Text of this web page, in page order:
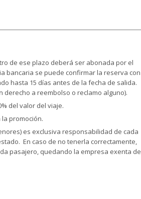
de ese plazo deberá ser abonada por el
bancaria se puede confirmar la reserva con
hasta 15 días antes de la fecha de salida.
a reembolso o reclamo alguno).
del valor del viaje.
promoción.
es exclusiva responsabilidad de cada
En caso de no tenerla correctamente,
pasajero, quedando la empresa exenta de